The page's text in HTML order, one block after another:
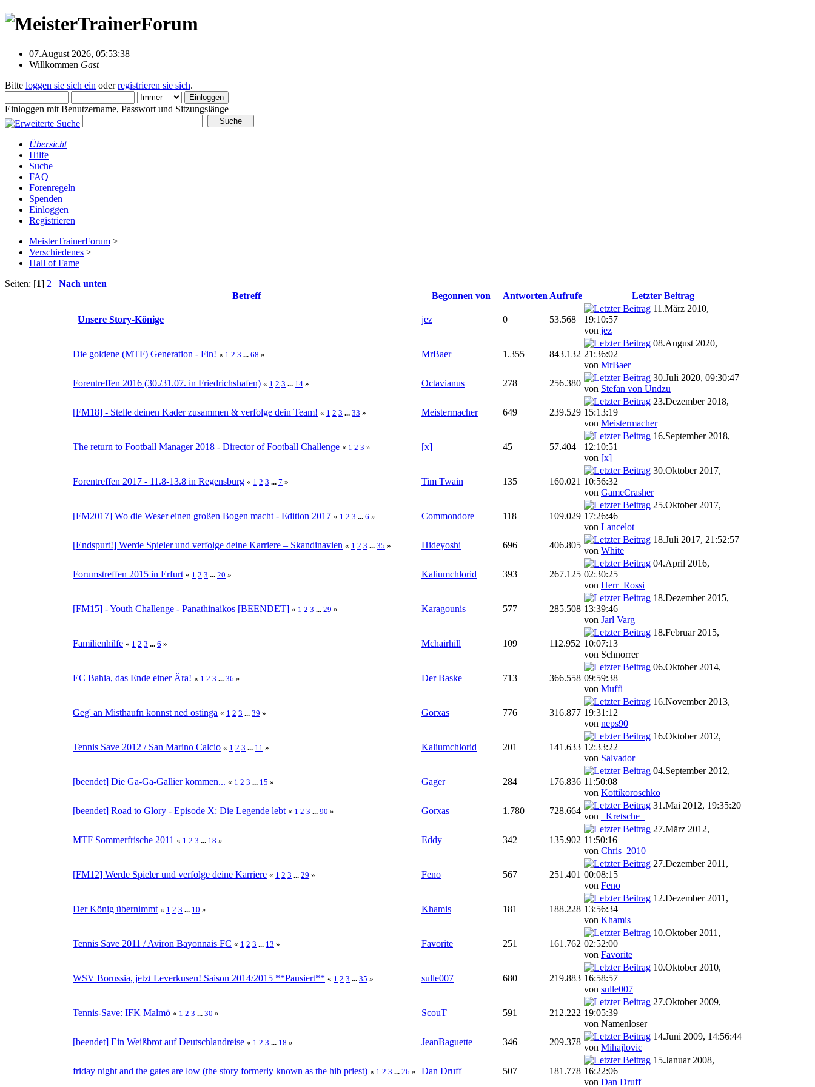
07.August 2026, 05:53:38
Willkommen Gast
Bitte loggen sie sich ein oderregistrieren sie sich.
Einloggen mit Benutzername, Passwort und Sitzungslänge
Übersicht
Hilfe
Suche
FAQ
Forenregeln
Spenden
Einloggen
Registrieren
MeisterTrainerForum >
Verschiedenes >
Hall of Fame
Seiten: [1] 2
Nach unten
Betreff
Begonnen von Antworten Aufrufe Letzter Beitrag
Unsere Story-Könige jez 0 53.568
11.März 2010,
19:10:57
von jez
Die goldene (MTF) Generation - Fin! « 1 2 3 ... 68 » MrBaer 1.355 843.132
08.August 2020,
21:36:02
von MrBaer
Forentreffen 2016 (30./31.07. in Friedrichshafen) « 1 2 3 ... 14 » Octavianus 278 256.380
30.Juli 2020, 09:30:47
von Stefan von Undzu
[FM18] - Stelle deinen Kader zusammen & verfolge dein Team! « 1 2 3 ... 33 » Meistermacher 649 239.529
23.Dezember 2018,
15:13:19
von Meistermacher
The return to Football Manager 2018 - Director of Football Challenge « 1 2 3 » [x] 45 57.404
16.September 2018,
12:10:51
von [x]
Forentreffen 2017 - 11.8-13.8 in Regensburg « 1 2 3 ... 7 » Tim Twain 135 160.021
30.Oktober 2017,
10:56:32
von GameCrasher
[FM2017] Wo die Weser einen großen Bogen macht - Edition 2017 « 1 2 3 ... 6 » Commondore 118 109.029
25.Oktober 2017,
17:26:46
von Lancelot
[Endspurt!] Werde Spieler und verfolge deine Karriere – Skandinavien « 1 2 3 ... 35 » Hideyoshi 696 406.805
18.Juli 2017, 21:52:57
von White
Forumstreffen 2015 in Erfurt « 1 2 3 ... 20 » Kaliumchlorid 393 267.125
04.April 2016,
02:30:25
von Herr_Rossi
[FM15] - Youth Challenge - Panathinaikos [BEENDET] « 1 2 3 ... 29 » Karagounis 577 285.508
18.Dezember 2015,
13:39:46
von Jarl Varg
Familienhilfe « 1 2 3 ... 6 » Mchairhill 109 112.952
18.Februar 2015,
10:07:13
von Schnorrer
EC Bahia, das Ende einer Ära! « 1 2 3 ... 36 » Der Baske 713 366.558
06.Oktober 2014,
09:59:38
von Muffi
Geg' an Misthaufn konnst ned ostinga « 1 2 3 ... 39 » Gorxas 776 316.877
16.November 2013,
19:31:12
von neps90
Tennis Save 2012 / San Marino Calcio « 1 2 3 ... 11 » Kaliumchlorid 201 141.633
16.Oktober 2012,
12:33:22
von Salvador
[beendet] Die Ga-Ga-Gallier kommen... « 1 2 3 ... 15 » Gager 284 176.836
04.September 2012,
11:50:08
von Kottikoroschko
[beendet] Road to Glory - Episode X: Die Legende lebt « 1 2 3 ... 90 » Gorxas 1.780 728.664
31.Mai 2012, 19:35:20
von
_Kretsche_
MTF Sommerfrische 2011 « 1 2 3 ... 18 » Eddy 342 135.902
27.März 2012,
11:50:16
von Chris_2010
[FM12] Werde Spieler und verfolge deine Karriere « 1 2 3 ... 29 » Feno 567 251.401
27.Dezember 2011,
00:08:15
von Feno
Der König übernimmt « 1 2 3 ... 10 » Khamis 181 188.228
12.Dezember 2011,
13:56:34
von Khamis
Tennis Save 2011 / Aviron Bayonnais FC « 1 2 3 ... 13 » Favorite 251 161.762
10.Oktober 2011,
02:52:00
von Favorite
WSV Borussia, jetzt Leverkusen! Saison 2014/2015 **Pausiert** « 1 2 3 ... 35 » sulle007 680 219.883
10.Oktober 2010,
16:58:57
von sulle007
Tennis-Save: IFK Malmö « 1 2 3 ... 30 » ScouT 591 212.222
27.Oktober 2009,
19:05:39
von Namenloser
[beendet] Ein Weißbrot auf Deutschlandreise « 1 2 3 ... 18 » JeanBaguette 346 209.378
14.Juni 2009, 14:56:44
von Mihajlovic
friday night and the gates are low (the story formerly known as the hib priest) « 1 2 3 ... 26 » Dan Druff 507 181.778
15.Januar 2008,
16:22:06
von Dan Druff